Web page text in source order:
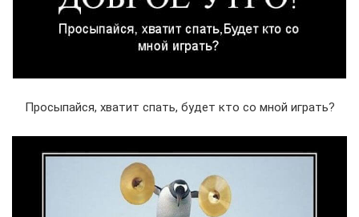
Просыпайся, хватит спать, будет кто со мной играть?